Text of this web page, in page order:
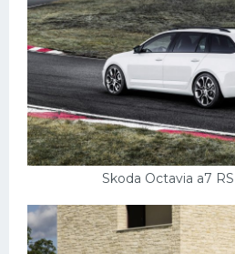
Skoda Octavia a7